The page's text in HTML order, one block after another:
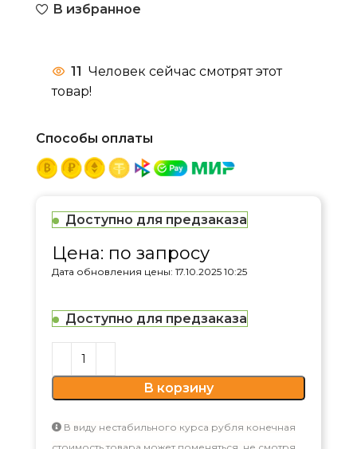
В избранное
11 Человек сейчас смотрят этот
товар!
Способы оплаты
Доступно для предзаказа
Цена: по запросу
Дата обновления цены: 17.10.2025 10:25
Доступно для предзаказа
В корзину
В виду нестабильного курса рубля конечная